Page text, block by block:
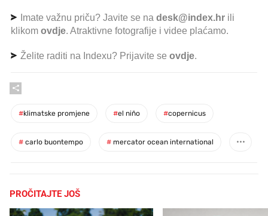
Imate važnu priču? Javite se na desk@index.hr ili
klikom ovdje. Atraktivne fotografije i videe plaćamo.
Želite raditi na Indexu? Prijavite se ovdje.
#klimatske promjene #el niño #copernicus
# carlo buontempo # mercator ocean international
PROČITAJTE JOŠ